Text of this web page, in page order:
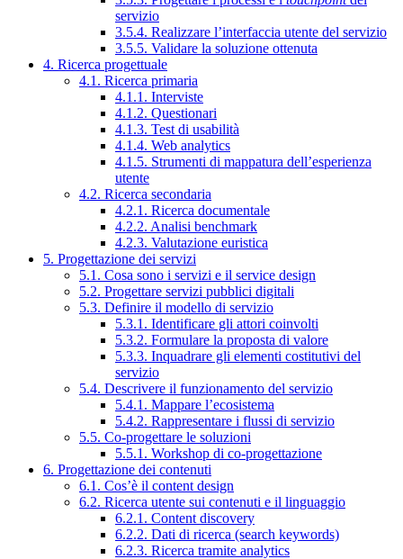
servizio
3.5.4. Realizzare l’interfaccia utente del servizio
3.5.5. Validare la soluzione ottenuta
4. Ricerca progettuale
4.1. Ricerca primaria
4.1.1. Interviste
4.1.2. Questionari
4.1.3. Test di usabilità
4.1.4. Web analytics
4.1.5. Strumenti di mappatura dell’esperienza
utente
4.2. Ricerca secondaria
4.2.1. Ricerca documentale
4.2.2. Analisi benchmark
4.2.3. Valutazione euristica
5. Progettazione dei servizi
5.1. Cosa sono i servizi e il service design
5.2. Progettare servizi pubblici digitali
5.3. Definire il modello di servizio
5.3.1. Identificare gli attori coinvolti
5.3.2. Formulare la proposta di valore
5.3.3. Inquadrare gli elementi costitutivi del
servizio
5.4. Descrivere il funzionamento del servizio
5.4.1. Mappare l’ecosistema
5.4.2. Rappresentare i flussi di servizio
5.5. Co-progettare le soluzioni
5.5.1. Workshop di co-progettazione
6. Progettazione dei contenuti
6.1. Cos’è il content design
6.2. Ricerca utente sui contenuti e il linguaggio
6.2.1. Content discovery
6.2.2. Dati di ricerca (search keywords)
6.2.3. Ricerca tramite analytics